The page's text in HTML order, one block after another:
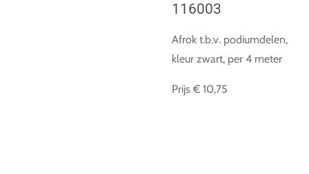
116003
Afrok t.b.v. podiumdelen,
kleur zwart, per 4 meter
Prijs € 10,75